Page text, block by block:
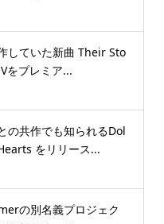
していた新曲 Their Sto
をプレミア...
共作でも知られるDol
をリリース...
の別名義プロジェク